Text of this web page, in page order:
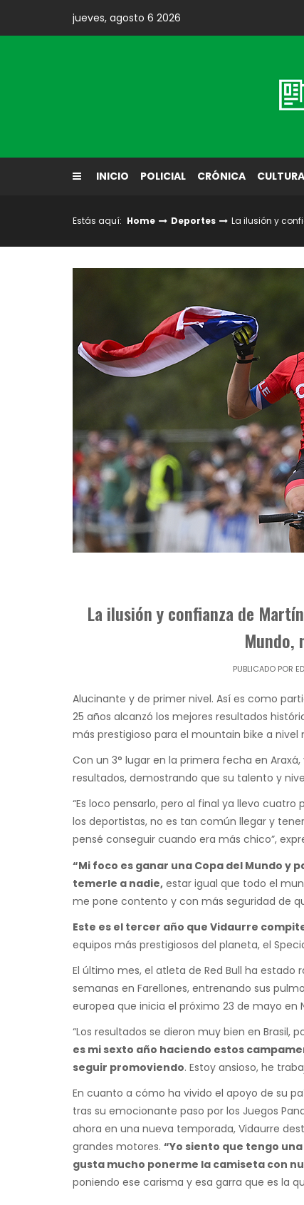
content
jueves, agosto 6 2026
Diario El
INICIO POLICIAL CRÓNICA CULTURA
Estás aquí: Home Deportes La ilusión y
La ilusión y confianza de
Mundo,
PUBLICADO POR
Alucinante y de primer nivel. Así es como
25 años alcanzó los mejores resultados
más prestigioso para el mountain bike a nivel
Con un 3° lugar en la primera fecha en
resultados, demostrando que su talento y
“Es loco pensarlo, pero al final ya llevo cuatro
los deportistas, no es tan común llegar y
pensé conseguir cuando era más chico”,
“Mi foco es ganar una Copa del Mundo y
temerle a nadie, estar igual que todo el
me pone contento y con más seguridad de
Este es el tercer año que Vidaurre
equipos más prestigiosos del planeta, el
El último mes, el atleta de Red Bull ha
semanas en Farellones, entrenando sus
europea que inicia el próximo 23 de mayo en
“Los resultados se dieron muy bien en Brasil,
es mi sexto año haciendo estos
seguir promoviendo. Estoy ansioso, he
En cuanto a cómo ha vivido el apoyo de su
tras su emocionante paso por los Juegos
ahora en una nueva temporada, Vidaurre
grandes motores. “Yo siento que tengo
gusta mucho ponerme la camiseta con
poniendo ese carisma y esa garra que es la